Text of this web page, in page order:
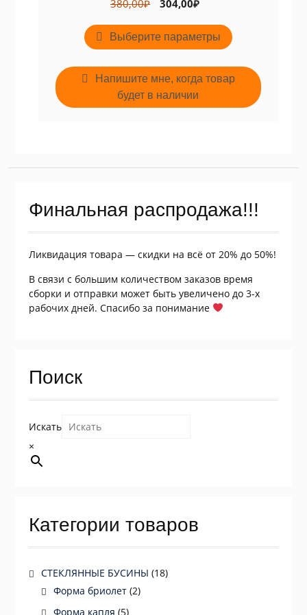
380,00₽
Первоначальная
составляла
380,00₽.
304,00₽
304,00₽.
Выберите параметры
товар
несколько
вариаций.
Опции
можно
товара.
Напишите мне, когда товар
будет в наличии
Финальная распродажа!!!
Ликвидация товара — скидки на всё от 20% до 50%!
В связи с большим количеством заказов время
сборки и отправки может быть увеличено до 3-х
рабочих дней. Спасибо за понимание
Поиск
Искать
×
Категории товаров
СТЕКЛЯННЫЕ БУСИНЫ (18)
Форма бриолет (2)
Форма капля (5)